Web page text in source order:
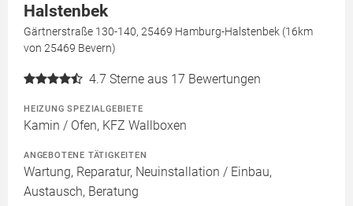
Halstenbek
Gärtnerstraße 130-140, 25469 Hamburg-Halstenbek (16km
von 25469 Bevern)
4.7 Sterne aus 17 Bewertungen
HEIZUNG SPEZIALGEBIETE
Kamin / Ofen, KFZ Wallboxen
ANGEBOTENE TÄTIGKEITEN
Wartung, Reparatur, Neuinstallation / Einbau,
Austausch, Beratung